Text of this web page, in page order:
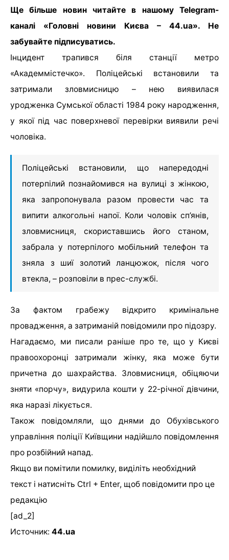
Ще більше новин читайте в нашому Telegram-
каналі «Головні новини Києва – 44.ua». Не
забувайте підписуватись.
Інцидент трапився біля станції метро
«Академмістечко». Поліцейські встановили та
затримали зловмисницю – нею виявилася
уродженка Сумської області 1984 року народження,
у якої під час поверхневої перевірки виявили речі
чоловіка.
Поліцейські встановили, що напередодні
потерпілий познайомився на вулиці з жінкою,
яка запропонувала разом провести час та
випити алкогольні напої. Коли чоловік сп’янів,
зловмисниця, скориставшись його станом,
забрала у потерпілого мобільний телефон та
зняла з шиї золотий ланцюжок, після чого
втекла, – розповіли в прес-службі.
За фактом грабежу відкрито кримінальне
провадження, а затриманій повідомили про підозру.
Нагадаємо, ми писали раніше про те, що у Києві
правоохоронці затримали жінку, яка може бути
причетна до шахрайства. Зловмисниця, обіцяючи
зняти «порчу», видурила кошти у 22-річної дівчини,
яка наразі лікується.
Також повідомляли, що днями до Обухівського
управління поліції Київщини надійшло повідомлення
про розбійний напад.
Якщо ви помітили помилку, виділіть необхідний
текст і натисніть Ctrl + Enter, щоб повідомити про це
редакцію
[ad_2]
Источник: 44.ua